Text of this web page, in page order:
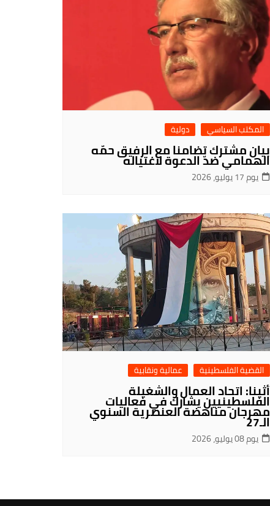
المكتب السياسي دولية
بيان مشترك تضامنا مع الرفيق حمّه
الهمامي ضدّ الدعوة لاغتياله
يوم 17 يوليو، 2026
القضية الفلسطينية عمالية ونقابية
أثينا: اتحاد العمال والشغيلة
الفلسطينيين يشارك في فعاليات
مهرجان مناهضة العنصرية السنوي
الـ27
يوم 08 يوليو، 2026